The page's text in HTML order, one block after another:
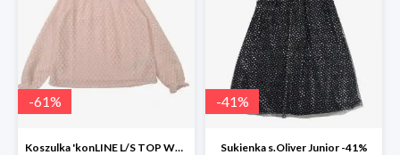
-61%
Koszulka 'konLINE L/S TOP WVN' KIDS ONLY -61%
-41%
Sukienka s.Oliver Junior -41%